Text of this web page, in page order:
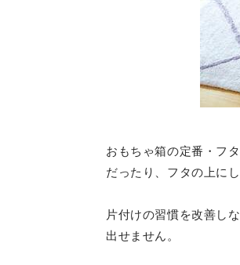
おもちゃ箱の定番・フ
だったり、フタの上に
片付けの習慣を改善し
出せません。